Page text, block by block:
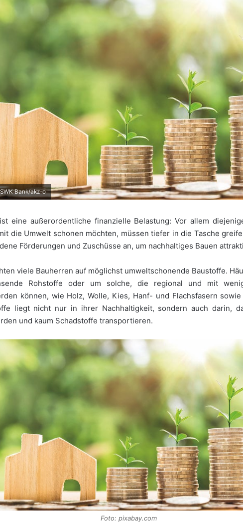
Bank/akz-o
eine außerordentliche finanzielle Belastung: Vor allem
die Umwelt schonen möchten, müssen tiefer in die Tasche
Förderungen und Zuschüsse an, um nachhaltiges Bauen
viele Bauherren auf möglichst umweltschonende Baustoffe.
Rohstoffe oder um solche, die regional und mit
können, wie Holz, Wolle, Kies, Hanf- und Flachsfasern
liegt nicht nur in ihrer Nachhaltigkeit, sondern auch darin,
und kaum Schadstoffe transportieren.
Foto: pixabay.com